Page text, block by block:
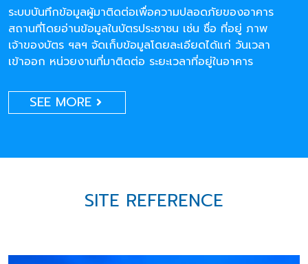
ระบบบันทึกข้อมูลผู้มาติดต่อเพื่อความปลอดภัยของอาคาร
สถานที่โดยอ่านข้อมูลในบัตรประชาชน เช่น ชื่อ ที่อยู่ ภาพ
เจ้าของบัตร ฯลฯ จัดเก็บข้อมูลโดยละเอียดได้แก่ วันเวลา
เข้าออก หน่วยงานที่มาติดต่อ ระยะเวลาที่อยู่ในอาคาร
SEE MORE
SITE REFERENCE